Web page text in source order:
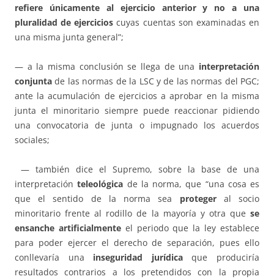
refiere únicamente al ejercicio anterior y no a una
pluralidad de ejercicios cuyas cuentas son examinadas en
una misma junta general”;
— a la misma conclusión se llega de una interpretación
conjunta de las normas de la LSC y de las normas del PGC;
ante la acumulación de ejercicios a aprobar en la misma
junta el minoritario siempre puede reaccionar pidiendo
una convocatoria de junta o impugnado los acuerdos
sociales;
— también dice el Supremo, sobre la base de una
interpretaciónteleológica de la norma, que “una cosa es
que el sentido de la norma sea protegeral socio
minoritario frente al rodillo de la mayoría y otra que se
ensanche artificialmenteel periodo que la ley establece
para poder ejercer el derecho de separación, pues ello
conllevaría una inseguridad jurídicaque produciría
resultados contrarios a los pretendidos con la propia